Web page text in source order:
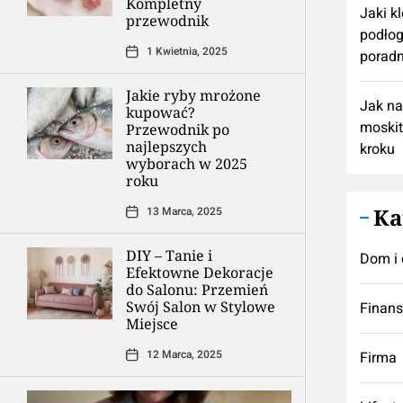
przewodnik
1 Kwietnia, 2025
Jakie ryby mrożone
kupować?
Przewodnik po
najlepszych
wyborach w 2025
roku
13 Marca, 2025
DIY – Tanie i
Efektowne Dekoracje
do Salonu: Przemień
Swój Salon w Stylowe
Miejsce
12 Marca, 2025
Jaki
Jak
kroku
Dom i
Firma